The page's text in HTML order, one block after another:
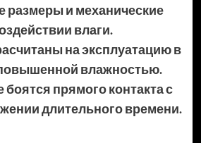
размеры и механические
влаги.
на эксплуатацию в
влажностью.
боятся прямого контакта с
длительного времени.